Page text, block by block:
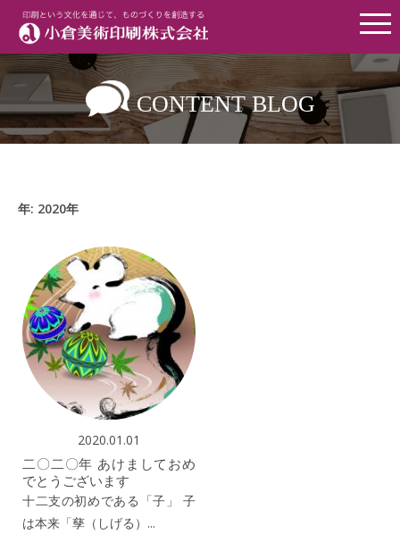
Menu
CONTENT BLOG
年: 2020年
2020.01.01
二〇二〇年 あけましておめ
でとうございます
十二支の初めである「子」 子
は本来「孳（しげる）...